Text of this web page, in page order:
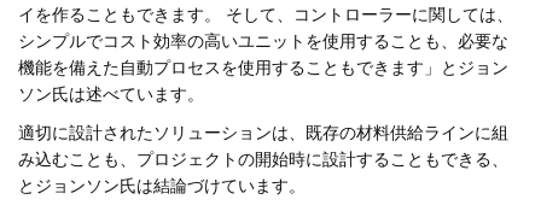
イを作ることもできます。 そして、コントローラーに関しては、
シンプルでコスト効率の高いユニットを使用することも、必要な
機能を備えた自動プロセスを使用することもできます」とジョン
ソン氏は述べています。
適切に設計されたソリューションは、既存の材料供給ラインに組
み込むことも、プロジェクトの開始時に設計することもできる、
とジョンソン氏は結論づけています。